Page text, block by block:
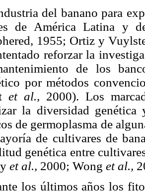
del banano para
de América Latina y
1955; Ortiz y
reforzar la
de los
por métodos
et al., 2000). Los
la diversidad
de germoplasma de
de cultivares de
genética entre
et al., 2000; Wong et al.,
los últimos años los